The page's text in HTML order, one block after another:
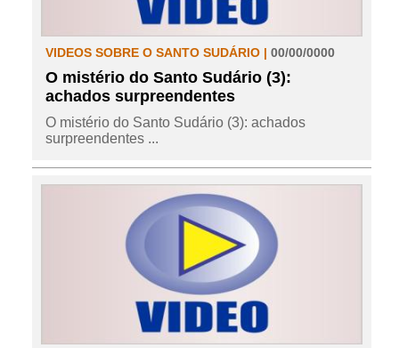
VIDEOS SOBRE O SANTO SUDÁRIO | 00/00/0000
O mistério do Santo Sudário (3):
achados surpreendentes
O mistério do Santo Sudário (3): achados
surpreendentes ...